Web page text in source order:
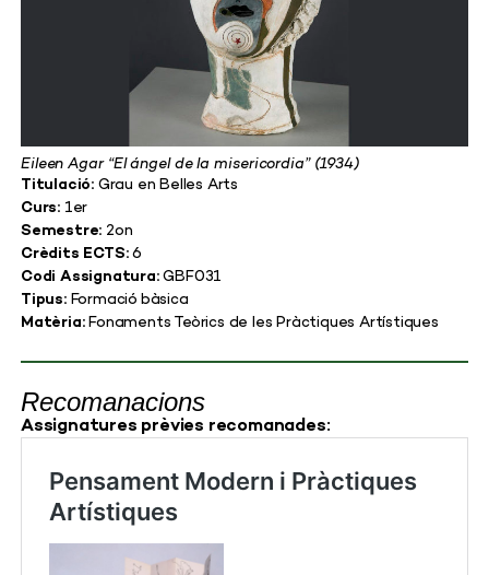
Eileen Agar “El ángel de la misericordia” (1934)
Titulació:Grau en Belles Arts
Curs:1er
Semestre: 2on
Crèdits ECTS:6
Codi Assignatura:GBF031
Tipus:Formació bàsica
Matèria:Fonaments Teòrics de les Pràctiques Artístiques
Recomanacions
Assignatures prèvies recomanades: